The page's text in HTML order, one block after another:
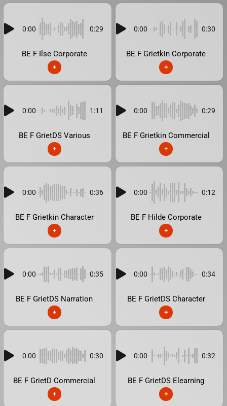
0:00 0:29
BE F Ilse Corporate
+
0:00 0:30
BE F Grietkin Corporate
+
0:00 1:11
BE F GrietDS Various
+
0:00 0:29
BE F Grietkin Commercial
+
0:00 0:36
BE F Grietkin Character
+
0:00 0:12
BE F Hilde Corporate
+
0:00 0:35
BE F GrietDS Narration
+
0:00 0:34
BE F GrietDS Character
+
0:00 0:30
BE F GrietD Commercial
+
0:00 0:32
BE F GrietDS Elearning
+